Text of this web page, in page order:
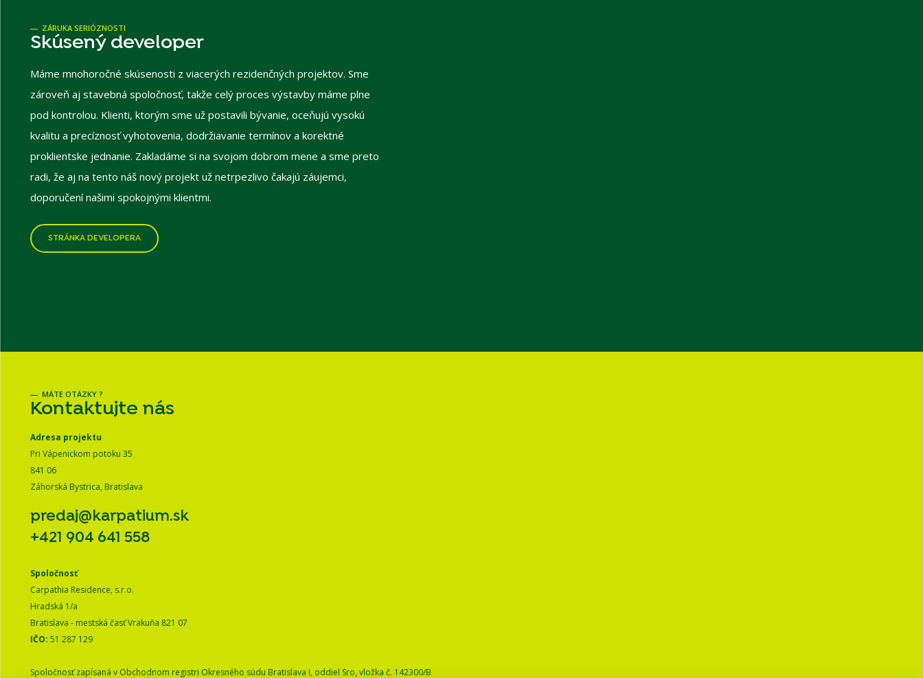
ZÁRUKA SERIÓZNOSTI
Skúsený developer
Máme mnohoročné skúsenosti z viacerých rezidenčných projektov. Sme
zároveň aj stavebná spoločnosť, takže celý proces výstavby máme plne
pod kontrolou. Klienti, ktorým sme už postavili bývanie, oceňujú vysokú
kvalitu a precíznosť vyhotovenia, dodržiavanie termínov a korektné
proklientske jednanie. Zakladáme si na svojom dobrom mene a sme preto
radi, že aj na tento náš nový projekt už netrpezlivo čakajú záujemci,
doporučení našimi spokojnými klientmi.
STRÁNKA DEVELOPERA
MÁTE OTÁZKY ?
Kontaktujte nás
Adresa projektu
Pri Vápenickom potoku 35
841 06
Záhorská Bystrica, Bratislava
predaj@karpatium.sk
+421 904 641 558
Spoločnosť
Carpathia Residence, s.r.o.
Hradská 1/a
Bratislava - mestská časť Vrakuňa 821 07
IČO: 51 287 129
Spoločnosť zapísaná v Obchodnom registri Okresného súdu Bratislava I, oddiel Sro, vložka č. 142300/B